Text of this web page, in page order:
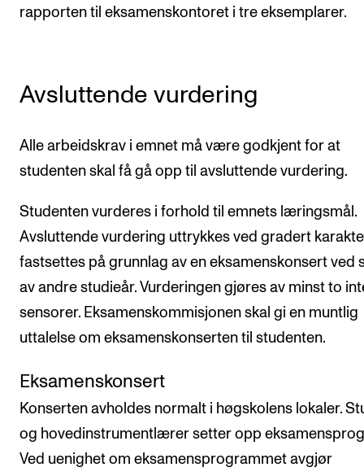
rapporten til eksamenskontoret i tre eksemplarer.
Avsluttende vurdering
Alle arbeidskrav i emnet må være godkjent for at
studenten skal få gå opp til avsluttende vurdering.
Studenten vurderes i forhold til emnets læringsmål.
Avsluttende vurdering uttrykkes ved gradert
fastsettes på grunnlag av en eksamenskonsert ved
av andre studieår. Vurderingen gjøres av minst to
sensorer. Eksamenskommisjonen skal gi en muntlig
uttalelse om eksamenskonserten til studenten.
Eksamenskonsert
Konserten avholdes normalt i høgskolens lokaler.
og hovedinstrumentlærer setter opp
Ved uenighet om eksamensprogrammet avgjør